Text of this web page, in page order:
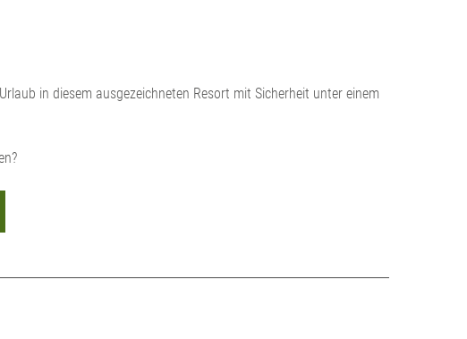
in diesem ausgezeichneten Resort mit Sicherheit unter einem